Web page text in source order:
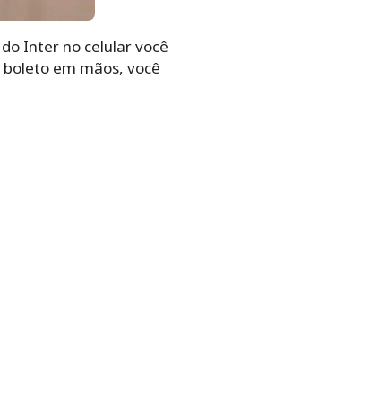
Inter no celular você
em mãos, você